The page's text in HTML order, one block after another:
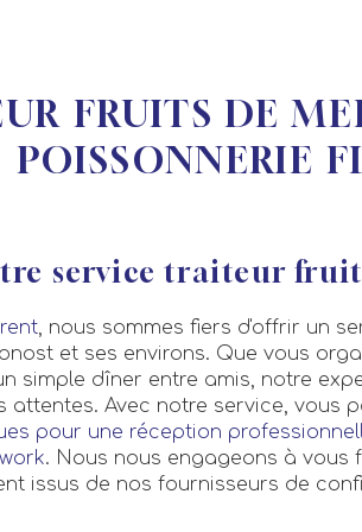
FRUITS DE
POISSONNERIE
service traiteur
, nous sommes fiers d'offrir un
et ses environs. Que vous
simple dîner entre amis, notre
attentes. Avec notre service, vous
pour une réception
. Nous nous engageons à
issus de nos fournisseurs de